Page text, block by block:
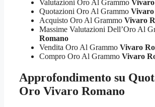
Valutazioni Oro Al Grammo
Quotazioni Oro Al Grammo Vivaro
Acquisto Oro Al Grammo Vivaro
Massime Valutazioni Dell’Oro Al
Romano
Vendita Oro Al Grammo Vivaro
Compro Oro Al Grammo Vivaro
Approfondimento su
Oro Vivaro Romano